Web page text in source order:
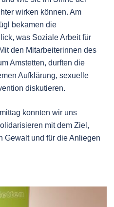
wirken können. Am
bekamen die
was Soziale Arbeit für
den Mitarbeiterinnen des
Amstetten, durften die
Aufklärung, sexuelle
diskutieren.
konnten wir uns
mit dem Ziel,
Gewalt und für die Anliegen